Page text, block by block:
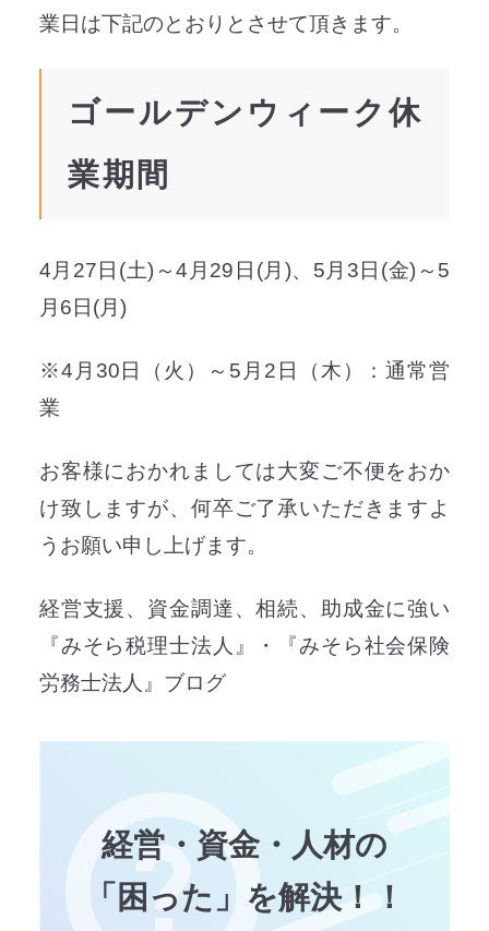
業日は下記のとおりとさせて頂きます。
ゴールデンウィーク休
業期間
4月27日(土)～4月29日(月)、5月3日(金)～5
月6日(月)
※4月30日（火）～5月2日（木）：通常営
業
お客様におかれましては大変ご不便をおか
け致しますが、何卒ご了承いただきますよ
うお願い申し上げます。
経営支援、資金調達、相続、助成金に強い
『みそら税理士法人』・『みそら社会保険
労務士法人』ブログ
経営・資金・人材の
「困った」を解決！！